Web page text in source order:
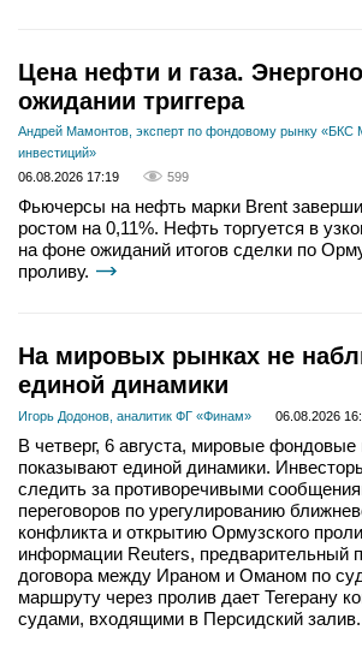
Цена нефти и газа.
ожидании триггера
Андрей Мамонтов, эксперт по фондовому рынку «БКС
инвестиций»
06.08.2026 17:19
599
Фьючерсы на нефть марки Brent
ростом на 0,11%. Нефть торгуется в
на фоне ожиданий итогов сделки по
проливу.
На мировых рынках не
единой динамики
Игорь Додонов, аналитик ФГ «Финам» 06.08.2026
В четверг, 6 августа, мировые
показывают единой динамики.
следить за противоречивыми
переговоров по урегулированию
конфликта и открытию Ормузского
информации Reuters, предварительный
договора между Ираном и Оманом по
маршруту через пролив дает Тегерану
судами, входящими в Персидский залив.